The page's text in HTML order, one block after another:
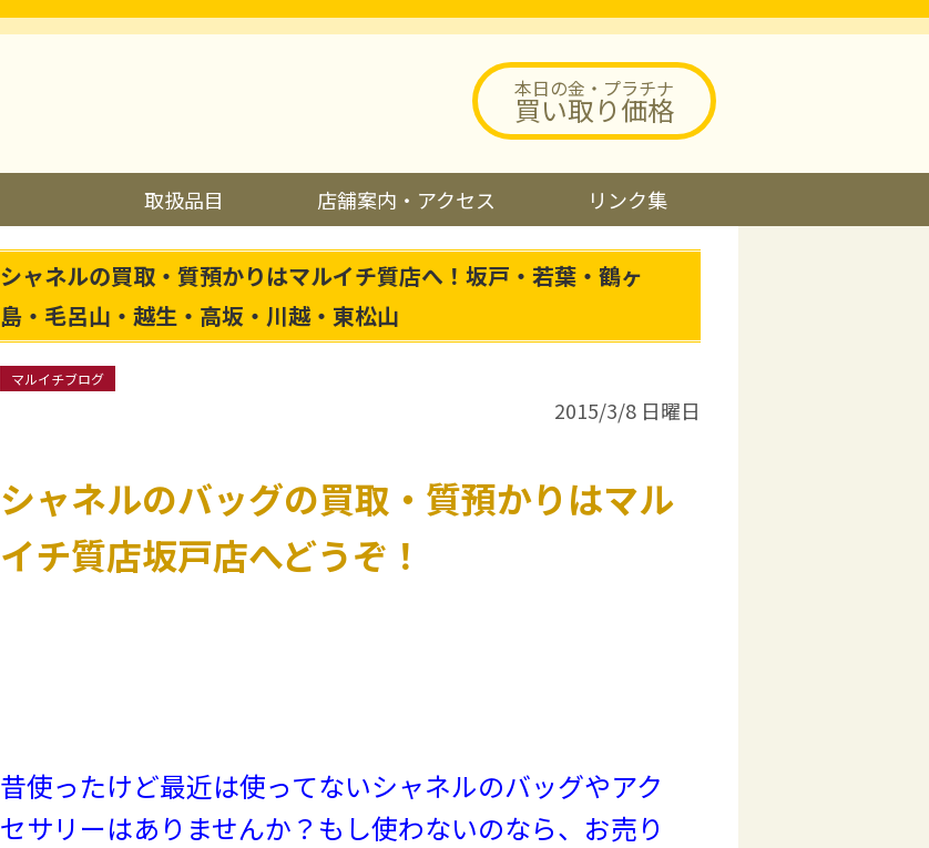
本日の金・プラチナ
買い取り価格
取扱品目 店舗案内・アクセス リンク集
シャネルの買取・質預かりはマルイチ質店へ！坂戸・若葉・鶴ヶ
島・毛呂山・越生・高坂・川越・東松山
マルイチブログ
2015/3/8 日曜日
シャネルのバッグの買取・質預かりはマル
イチ質店坂戸店へどうぞ！
昔使ったけど最近は使ってないシャネルのバッグやアク
セサリーはありませんか？もし使わないのなら、お売り